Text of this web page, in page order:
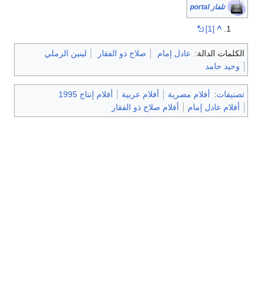
تلفاز portal
^
[1]
الكلمات الدالة: عادل إمام صلاح ذو الفقار
لينين الرملي
وحيد حامد
تصنيفات: أفلام مصرية أفلام عربية
أفلام إنتاج 1995
أفلام عادل إمام
أفلام صلاح ذو الفقار